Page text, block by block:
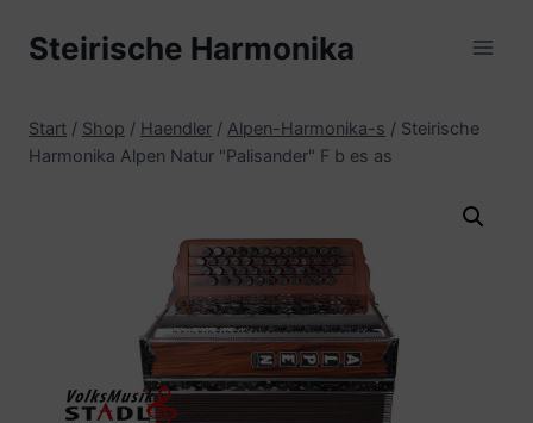
InhaltSteirische Harmonika
Start / Shop / Haendler / Alpen-Harmonika-s / Steirische
Harmonika Alpen Natur "Palisander" F b es as